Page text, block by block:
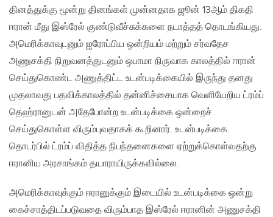
தினத்துக்கு மூன்று தினங்கள் முன்னதாக ஜூன் 13ஆம் திகதி
ஈரான் மீது இஸ்ரேல் குண்டுவீச்சுக்களை நடாத்தத் தொடங்கியது.
அமெரிக்காவுடனும் ஐரோப்பிய ஒன்றியம் மற்றும் சர்வதேச
அணுசக்தி நிறுவனத்துடனும் ஒபாமா நிருவாக காலத்தில் ஈரான்
செய்துகொண்ட அணுத்திட்ட உடன்படிக்கையில் இருந்து தனது
முதலாவது பதவிக்காலத்தில் தன்னிச்சையாக வெளியேறிய ட்ரம்ப்
தெஹ்ரானுடன் அதேபோன்ற உடன்படிக்கை ஒன்றைச்
செய்துகொள்ள விரும்புவதாகக் கூறினார். உடன்படிக்கை
தொடர்பில் ட்ரம்ப் விதித்த நிபந்தனைகளை ஏற்றுக்கொள்வதற்கு
ஈரானிய அரசாங்கம் தயாராயிருக்கவில்லை.
அமெரிக்காவுக்கும் ஈரானுக்கும் இடையில் உடன்படிக்கை ஒன்று
கைச்சாத்திடப்படுவதை விரும்பாத இஸ்ரேல் ஈரானின் அணுசக்தி